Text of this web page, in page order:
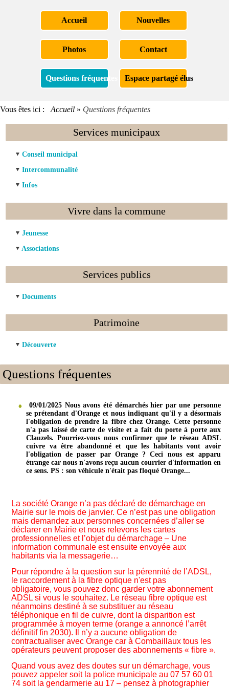
Accueil Nouvelles
Photos Contact
Questions fréquentes Espace partagé élus
Vous êtes ici : Accueil » Questions fréquentes
Services municipaux
Conseil municipal
Intercommunalité
Infos
Vivre dans la commune
Jeunesse
Associations
Services publics
Documents
Patrimoine
Découverte
Questions fréquentes
09/01/2025 Nous avons été démarchés hier par une personne
se prétendant d'Orange et nous indiquant qu'il y a désormais
l'obligation de prendre la fibre chez Orange. Cette personne
n'a pas laissé de carte de visite et a fait du porte à porte aux
Clauzels. Pourriez-vous nous confirmer que le réseau ADSL
cuivre va être abandonné et que les habitants vont avoir
l'obligation de passer par Orange ? Ceci nous est apparu
étrange car nous n'avons reçu aucun courrier d'information en
ce sens. PS : son véhicule n'était pas floqué Orange...
La société Orange n’a pas déclaré de démarchage en
Mairie sur le mois de janvier. Ce n’est pas une obligation
mais demandez aux personnes concernées d’aller se
déclarer en Mairie et nous relevons les cartes
professionnelles et l’objet du démarchage – Une
information communale est ensuite envoyée aux
habitants via la messagerie…
Pour répondre à la question sur la pérennité de l’ADSL,
le raccordement à la fibre optique n'est pas
obligatoire, vous pouvez donc garder votre abonnement
ADSL si vous le souhaitez. Le réseau fibre optique est
néanmoins destiné à se substituer au réseau
téléphonique en fil de cuivre, dont la disparition est
programmée à moyen terme (orange a annoncé l’arrêt
définitif fin 2030). Il n’y a aucune obligation de
contractualiser avec Orange car à Combaillaux tous les
opérateurs peuvent proposer des abonnements « fibre ».
Quand vous avez des doutes sur un démarchage, vous
pouvez appeler soit la police municipale au 07 57 60 01
74 soit la gendarmerie au 17 – pensez à photographier